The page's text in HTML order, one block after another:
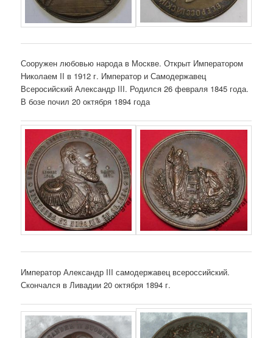
Сооружен любовью народа в Москве. Открыт Императором
Николаем II в 1912 г. Император и Самодержавец
Всеросийский Александр III. Родился 26 февраля 1845 года.
В бозе почил 20 октября 1894 года
Император Александр III самодержавец всероссийский.
Скончался в Ливадии 20 октября 1894 г.